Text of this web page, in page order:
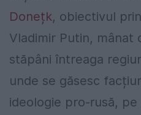
Donețk, obiectivul
Vladimir Putin, mânat
stăpâni întreaga
unde se găsesc
ideologie pro-rusă,